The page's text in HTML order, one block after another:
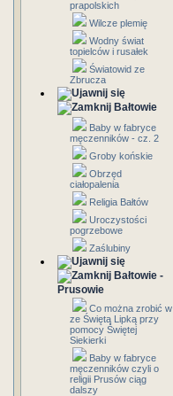
prapolskich
Wilcze plemię
Wodny świat
topielców i rusałek
Światowid ze
Zbrucza
Bałtowie
Baby w fabryce
męczenników - cz. 2
Groby końskie
Obrzęd
ciałopalenia
Religia Bałtów
Uroczystości
pogrzebowe
Zaślubiny
Bałtowie -
Prusowie
Co można zrobić w
ze Świętą Lipką przy
pomocy Świętej
Siekierki
Baby w fabryce
męczenników czyli o
religii Prusów ciąg
dalszy